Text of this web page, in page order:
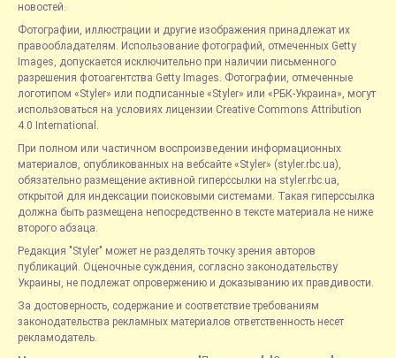
новостей.
Фотографии, иллюстрации и другие изображения принадлежат их
правообладателям. Использование фотографий, отмеченных Getty
Images, допускается исключительно при наличии письменного
разрешения фотоагентства Getty Images. Фотографии, отмеченные
логотипом «Styler» или подписанные «Styler» или «РБК-Украина», могут
использоваться на условиях лицензии Creative Commons Attribution
4.0 International.
При полном или частичном воспроизведении информационных
материалов, опубликованных на вебсайте «Styler» (styler.rbc.ua),
обязательно размещение активной гиперссылки на styler.rbc.ua,
открытой для индексации поисковыми системами. Такая гиперссылка
должна быть размещена непосредственно в тексте материала не ниже
второго абзаца.
Редакция "Styler" может не разделять точку зрения авторов
публикаций. Оценочные суждения, согласно законодательству
Украины, не подлежат опровержению и доказыванию их правдивости.
За достоверность, содержание и соответствие требованиям
законодательства рекламных материалов ответственность несет
рекламодатель.